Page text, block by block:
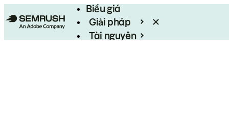
Biểu giá
Giải pháp
Tài nguyên